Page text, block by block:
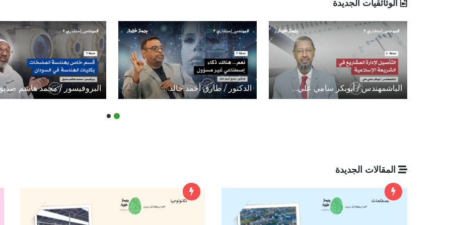
الوثائقيات الجديدة
الباشمهندس / أبوبكر سامي علي… الدكتور / طارق أحمد خالد… البروفيسور / محمد هاشم
المقالات الجديدة